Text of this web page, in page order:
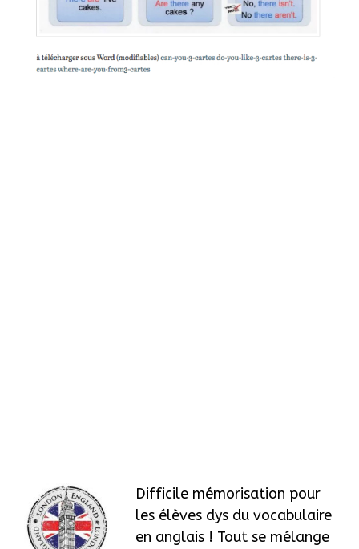
Difficile mémorisation pour
les élèves dys du vocabulaire
en anglais ! Tout se mélange